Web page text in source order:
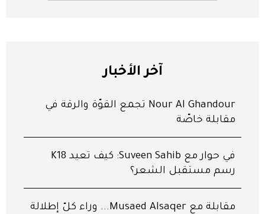
آخر الأخبار
Nour Al Ghandour تجمع القوّة والرقّة في
مقابلة خاصّة
في حوار مع Suveen Sahib: كيف تعيد K18
رسم مستقبل الشعر؟
مقابلة مع Musaed Alsaqer... وراء كلّ إطلالة